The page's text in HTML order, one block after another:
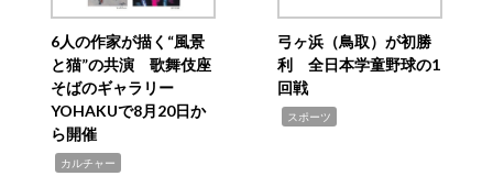
6人の作家が描く“風景
と猫”の共演 歌舞伎座
そばのギャラリー
YOHAKUで8月20日か
ら開催
カルチャー
弓ヶ浜（鳥取）が初勝
利 全日本学童野球の1
回戦
スポーツ